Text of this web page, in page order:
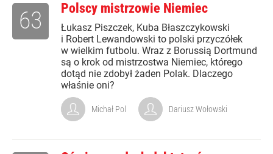
Polscy mistrzowie Niemiec
Łukasz Piszczek, Kuba Błaszczykowski
i Robert Lewandowski to polski przyczółek
w wielkim futbolu. Wraz z Borussią Dortmund
są o krok od mistrzostwa Niemiec, którego
dotąd nie zdobył żaden Polak. Dlaczego
właśnie oni?
63
Michał Pol Dariusz Wołowski